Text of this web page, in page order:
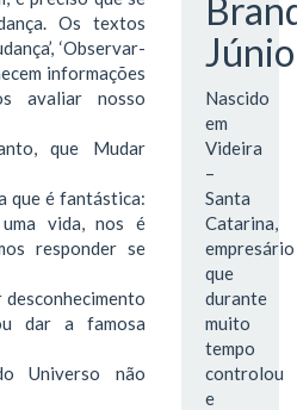
Os textos
‘Observar-
informações
avaliar nosso
que Mudar
que é fantástica:
vida, nos é
responder se
desconhecimento
dar a famosa
Universo não
Nascido
em
Videira
–
Santa
Catarina,
empresário
que
durante
muito
tempo
controlou
e